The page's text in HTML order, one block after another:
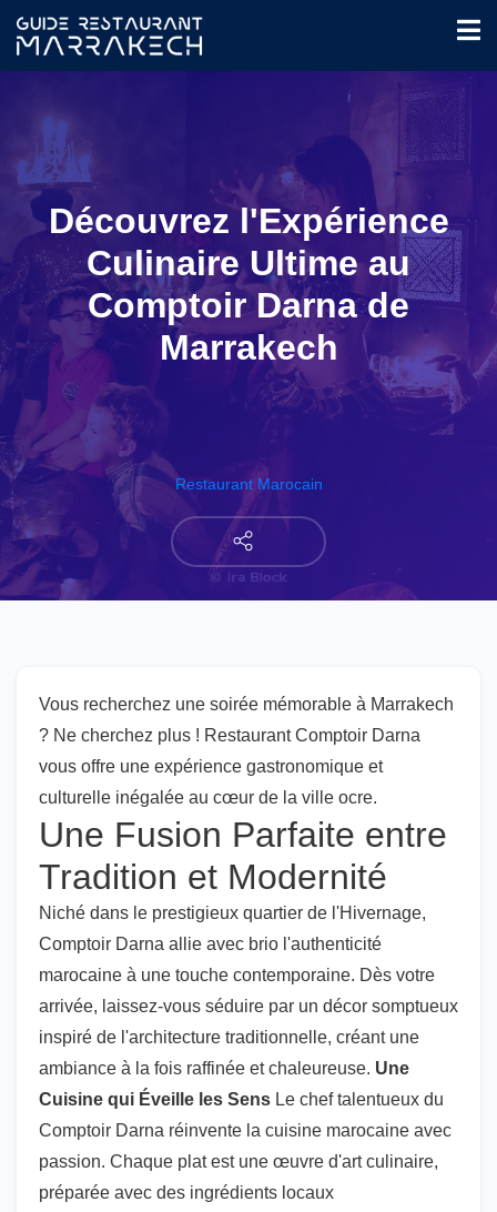
Découvrez l'Expérience
Culinaire Ultime au
Comptoir Darna de
Marrakech
Restaurant Marocain
Vous recherchez une soirée mémorable à Marrakech
? Ne cherchez plus ! Restaurant Comptoir Darna
vous offre une expérience gastronomique et
culturelle inégalée au cœur de la ville ocre.
Une Fusion Parfaite entre
Tradition et Modernité
Niché dans le prestigieux quartier de l'Hivernage,
Comptoir Darna allie avec brio l'authenticité
marocaine à une touche contemporaine. Dès votre
arrivée, laissez-vous séduire par un décor somptueux
inspiré de l'architecture traditionnelle, créant une
ambiance à la fois raffinée et chaleureuse. Une
Cuisine qui Éveille les Sens Le chef talentueux du
Comptoir Darna réinvente la cuisine marocaine avec
passion. Chaque plat est une œuvre d'art culinaire,
préparée avec des ingrédients locaux